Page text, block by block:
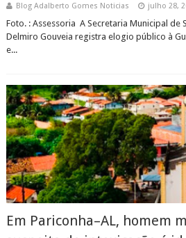
Blog Adalberto Gomes Noticias julho 28,
Foto. : Assessoria A Secretaria Municipal de
Delmiro Gouveia registra elogio público à
e...
Em Pariconha–AL, homem